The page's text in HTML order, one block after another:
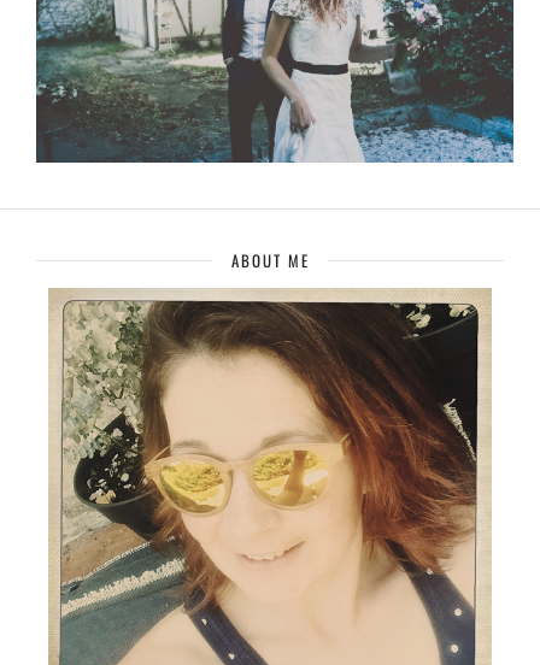
ABOUT ME